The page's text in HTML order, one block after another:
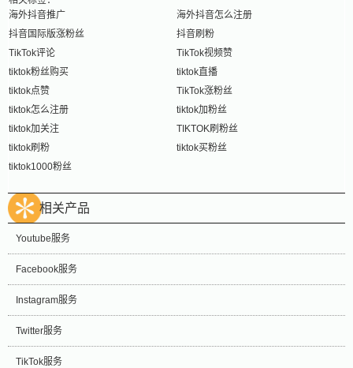
海外抖音推广
海外抖音怎么注册
抖音国际版涨粉丝
抖音刷粉
TikTok评论
TikTok视频赞
tiktok粉丝购买
tiktok直播
tiktok点赞
TikTok涨粉丝
tiktok怎么注册
tiktok加粉丝
tiktok加关注
TIKTOK刷粉丝
tiktok刷粉
tiktok买粉丝
tiktok1000粉丝
相关产品
Youtube服务
Facebook服务
Instagram服务
Twitter服务
TikTok服务